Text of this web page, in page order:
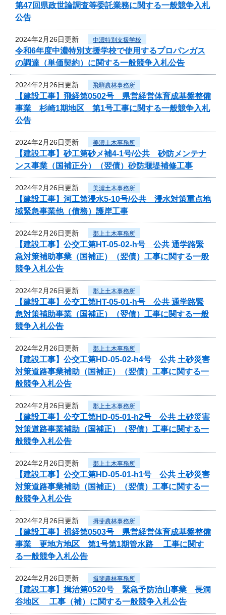
第47回県政世論調査等委託業務に関する一般競争入札
公告
2024年2月26日更新 中濃特別支援学校
令和6年度中濃特別支援学校で使用するプロパンガス
の調達（単価契約）に関する一般競争入札公告
2024年2月26日更新 飛騨農林事務所
【建設工事】飛経第0502号 県営経営体育成基盤整備
事業 杉崎1期地区 第1号工事に関する一般競争入札
公告
2024年2月26日更新 美濃土木事務所
【建設工事】砂工第砂メ補4-1号/公共 砂防メンテナ
ンス事業（国補正分）（翌債）砂防堰堤補修工事
2024年2月26日更新 美濃土木事務所
【建設工事】河工第浸水5-10号/公共 浸水対策重点地
域緊急事業他（債務）護岸工事
2024年2月26日更新 郡上土木事務所
【建設工事】公交工第HT-05-02-h号 公共 通学路緊
急対策補助事業（国補正）（翌債）工事に関する一般
競争入札公告
2024年2月26日更新 郡上土木事務所
【建設工事】公交工第HT-05-01-h号 公共 通学路緊
急対策補助事業（国補正）（翌債）工事に関する一般
競争入札公告
2024年2月26日更新 郡上土木事務所
【建設工事】公交工第HD-05-02-h4号 公共 土砂災害
対策道路事業補助（国補正）（翌債）工事に関する一
般競争入札公告
2024年2月26日更新 郡上土木事務所
【建設工事】公交工第HD-05-01-h2号 公共 土砂災害
対策道路事業補助（国補正）（翌債）工事に関する一
般競争入札公告
2024年2月26日更新 郡上土木事務所
【建設工事】公交工第HD-05-01-h1号 公共 土砂災害
対策道路事業補助（国補正）（翌債）工事に関する一
般競争入札公告
2024年2月26日更新 揖斐農林事務所
【建設工事】揖経第0503号 県営経営体育成基盤整備
事業 更地方地区 第1号第1期管水路 工事に関す
る一般競争入札公告
2024年2月26日更新 揖斐農林事務所
【建設工事】揖治第0520号 緊急予防治山事業 長洞
谷地区 工事（補）に関する一般競争入札公告